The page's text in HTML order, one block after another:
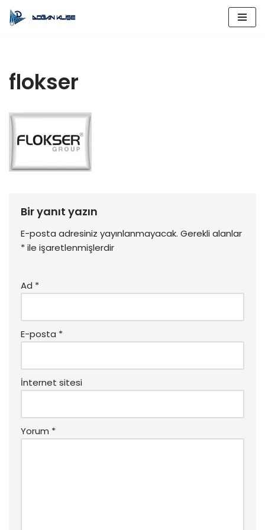
flokser
Bir yanıt yazın
E-posta adresiniz yayınlanmayacak. Gerekli alanlar
*ile işaretlenmişlerdir
Ad *
E-posta *
İnternet sitesi
Yorum *